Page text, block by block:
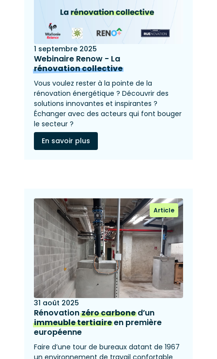
1 septembre 2025
Webinaire Renow - La
rénovation collective
Vous voulez rester à la pointe de la
rénovation énergétique ? Découvrir des
solutions innovantes et inspirantes ?
Échanger avec des acteurs qui font bouger
le secteur ?
En savoir plus
Article
31 août 2025
Rénovationzéro carboned’un
immeuble tertiaireen première
européenne
Faire d’une tour de bureaux datant de 1967
un environnement de travail confortable